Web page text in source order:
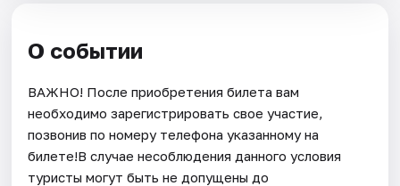
О событии
ВАЖНО! После приобретения билета вам
необходимо зарегистрировать свое участие,
позвонив по номеру телефона указанному на
билете!В случае несоблюдения данного условия
туристы могут быть не допущены до